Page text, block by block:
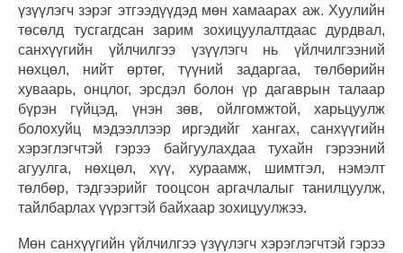
үзүүлэгч зэрэг этгээдүүдэд мөн хамаарах аж. Хуулийн
төсөлд тусгагдсан зарим зохицуулалтдаас дурдвал,
санхүүгийн үйлчилгээ үзүүлэгч нь үйлчилгээний
нөхцөл, нийт өртөг, түүний задаргаа, төлбөрийн
хуваарь, онцлог, эрсдэл болон үр дагаврын талаар
бүрэн гүйцэд, үнэн зөв, ойлгомжтой, харьцуулж
болохуйц мэдээллээр иргэдийг хангах, санхүүгийн
хэрэглэгчтэй гэрээ байгуулахдаа тухайн гэрээний
агуулга, нөхцөл, хүү, хураамж, шимтгэл, нэмэлт
төлбөр, тэдгээрийг тооцсон аргачлалыг танилцуулж,
тайлбарлах үүрэгтэй байхаар зохицуулжээ.
Мөн санхүүгийн үйлчилгээ үзүүлэгч хэрэглэгчтэй гэрээ